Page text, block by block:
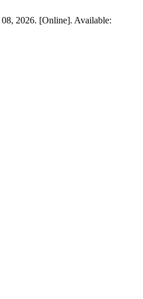
2026. [Online]. Available: